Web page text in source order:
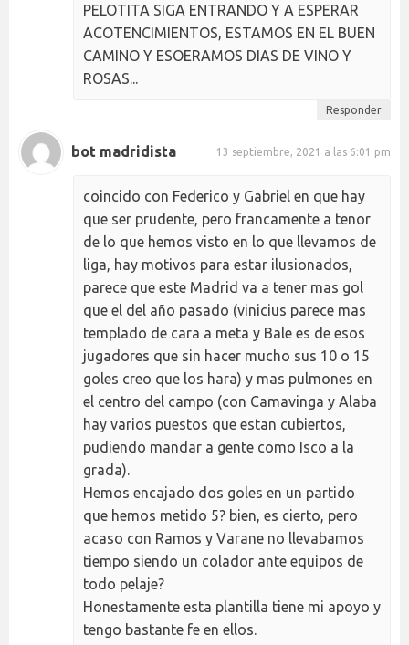
PELOTITA SIGA ENTRANDO Y A ESPERAR
ACOTENCIMIENTOS, ESTAMOS EN EL BUEN
CAMINO Y ESOERAMOS DIAS DE VINO Y
ROSAS...
Responder
bot madridista 13 septiembre, 2021 a las 6:01 pm
coincido con Federico y Gabriel en que hay
que ser prudente, pero francamente a tenor
de lo que hemos visto en lo que llevamos de
liga, hay motivos para estar ilusionados,
parece que este Madrid va a tener mas gol
que el del año pasado (vinicius parece mas
templado de cara a meta y Bale es de esos
jugadores que sin hacer mucho sus 10 o 15
goles creo que los hara) y mas pulmones en
el centro del campo (con Camavinga y Alaba
hay varios puestos que estan cubiertos,
pudiendo mandar a gente como Isco a la
grada).
Hemos encajado dos goles en un partido
que hemos metido 5? bien, es cierto, pero
acaso con Ramos y Varane no llevabamos
tiempo siendo un colador ante equipos de
todo pelaje?
Honestamente esta plantilla tiene mi apoyo y
tengo bastante fe en ellos.